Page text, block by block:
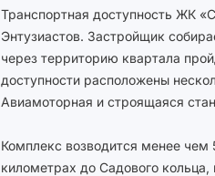
автоматическими
видеодомофонной связью.
услуги консьерж-службы.
Транспортная доступность ЖК
Энтузиастов. Застройщик
через территорию квартала
доступности расположены
Авиамоторная и строящаяся
Комплекс возводится менее
километрах до Садового